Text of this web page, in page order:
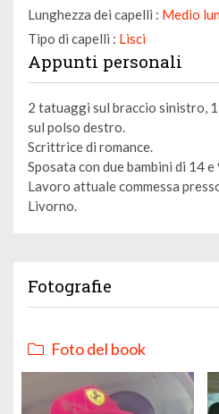
Lunghezza dei capelli : Medio
Tipo di capelli : Lisci
Appunti personali
2 tatuaggi sul braccio sinistro,
sul polso destro.
Scrittrice di romance.
Sposata con due bambini di 14 e
Lavoro attuale commessa
Livorno.
Fotografie
Foto del book